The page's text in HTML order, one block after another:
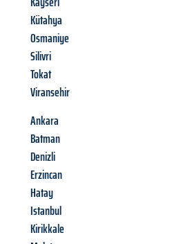
Kütahya
Osmaniye
Silivri
Tokat
Viransehir
Ankara
Batman
Denizli
Erzincan
Hatay
Istanbul
Kirikkale